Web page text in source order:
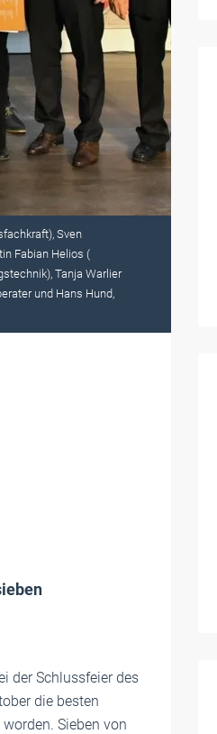
Sven
Fabian Helios (
Tanja Warlier
und Hans Hund,
der Schlussfeier des
die besten
Sieben von